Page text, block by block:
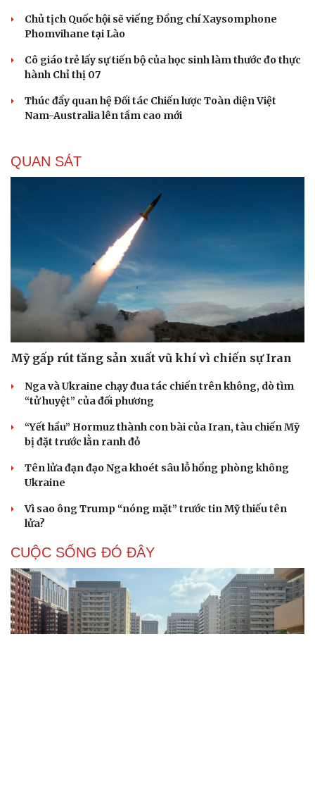
Chủ tịch Quốc hội sẽ viếng Đồng chí Xaysomphone
Phomvihane tại Lào
Cô giáo trẻ lấy sự tiến bộ của học sinh làm thước đo thực
hành Chỉ thị 07
Thúc đẩy quan hệ Đối tác Chiến lược Toàn diện Việt
Nam-Australia lên tầm cao mới
QUAN SÁT
Mỹ gấp rút tăng sản xuất vũ khí vì chiến sự Iran
Nga và Ukraine chạy đua tác chiến trên không, dò tìm
“tử huyệt” của đối phương
“Yết hầu” Hormuz thành con bài của Iran, tàu chiến Mỹ
bị đặt trước lằn ranh đỏ
Tên lửa đạn đạo Nga khoét sâu lỗ hổng phòng không
Ukraine
Vì sao ông Trump “nóng mặt” trước tin Mỹ thiếu tên
lửa?
CUỘC SỐNG ĐÓ ĐÂY